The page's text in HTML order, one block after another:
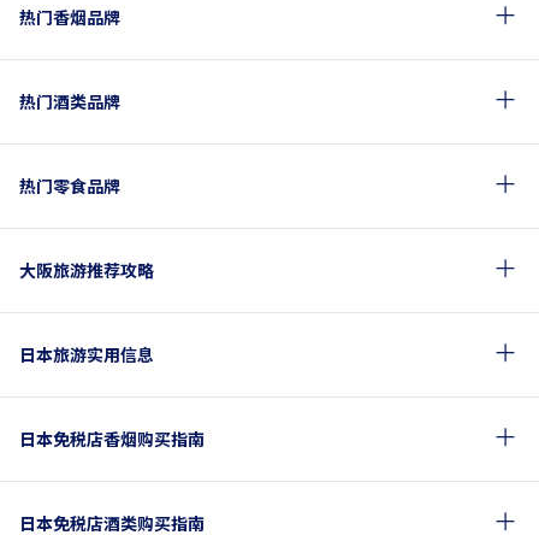
热门香烟品牌
热门酒类品牌
热门零食品牌
大阪旅游推荐攻略
日本旅游实用信息
日本免税店香烟购买指南
日本免税店酒类购买指南